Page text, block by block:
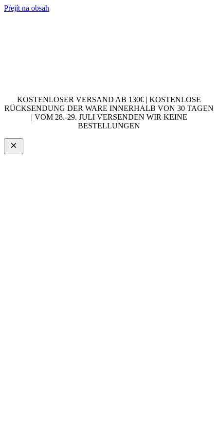
Přejít na obsah
KOSTENLOSER VERSAND AB 130€ | KOSTENLOSE
RÜCKSENDUNG DER WARE INNERHALB VON 30 TAGEN
| VOM 28.-29. JULI VERSENDEN WIR KEINE
BESTELLUNGEN